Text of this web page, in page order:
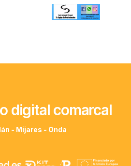
digital comarcal
- Mijares - Onda